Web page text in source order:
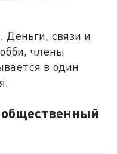
Деньги, связи и
члены
в один